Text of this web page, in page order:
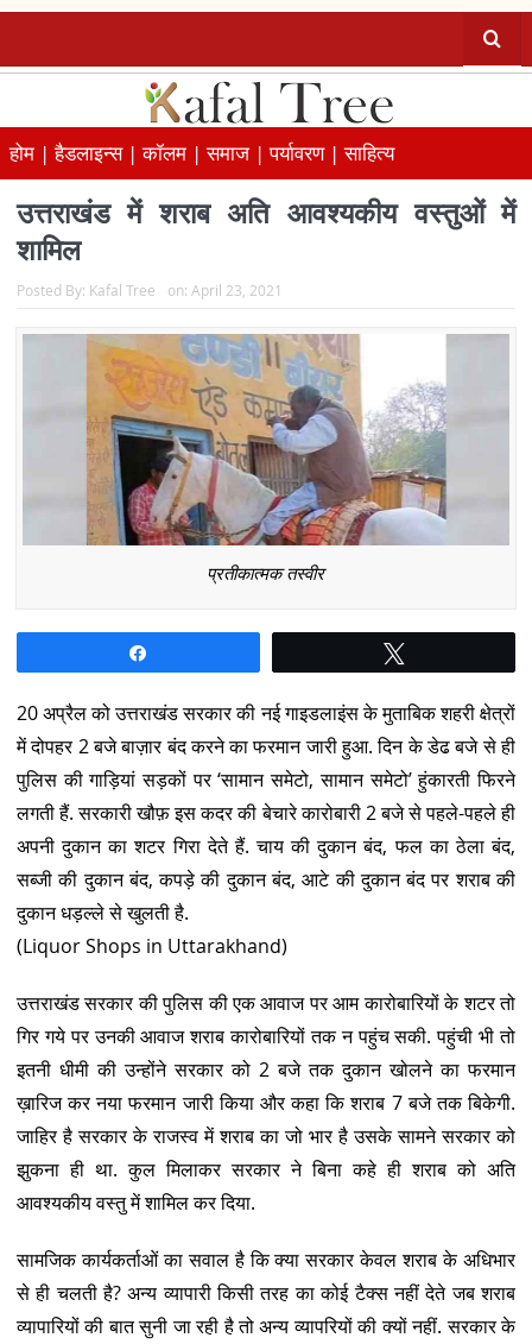
होम |हैडलाइन्स |कॉलम |समाज |पर्यावरण |साहित्य
उत्तराखंड में शराब अति आवश्यकीय वस्तुओं में
शामिल
Posted By: Kafal Tree on: April 23, 2021
प्रतीकात्मक तस्वीर
20 अप्रैल को उत्तराखंड सरकार की नई गाइडलाइंस के मुताबिक शहरी क्षेत्रों
में दोपहर 2 बजे बाज़ार बंद करने का फरमान जारी हुआ. दिन के डेढ बजे से ही
पुलिस की गाड़ियां सड़कों पर ‘सामान समेटो, सामान समेटो’ हुंकारती फिरने
लगती हैं. सरकारी खौफ़ इस कदर की बेचारे कारोबारी 2 बजे से पहले-पहले ही
अपनी दुकान का शटर गिरा देते हैं. चाय की दुकान बंद, फल का ठेला बंद,
सब्जी की दुकान बंद, कपड़े की दुकान बंद, आटे की दुकान बंद पर शराब की
दुकान धड़ल्ले से खुलती है.
(Liquor Shops in Uttarakhand)
उत्तराखंड सरकार की पुलिस की एक आवाज पर आम कारोबारियों के शटर तो
गिर गये पर उनकी आवाज शराब कारोबारियों तक न पहुंच सकी. पहुंची भी तो
इतनी धीमी की उन्होंने सरकार को 2 बजे तक दुकान खोलने का फरमान
ख़ारिज कर नया फरमान जारी किया और कहा कि शराब 7 बजे तक बिकेगी.
जाहिर है सरकार के राजस्व में शराब का जो भार है उसके सामने सरकार को
झुकना ही था. कुल मिलाकर सरकार ने बिना कहे ही शराब को अति
आवश्यकीय वस्तु में शामिल कर दिया.
सामजिक कार्यकर्ताओं का सवाल है कि क्या सरकार केवल शराब के अधिभार
से ही चलती है? अन्य व्यापारी किसी तरह का कोई टैक्स नहीं देते जब शराब
व्यापारियों की बात सुनी जा रही है तो अन्य व्यापरियों की क्यों नहीं. सरकार के